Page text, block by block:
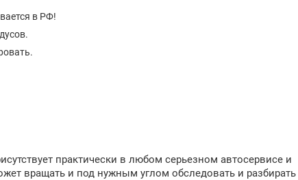
в РФ!
практически в любом серьезном автосервисе и
вращать и под нужным углом обследовать и разбирать